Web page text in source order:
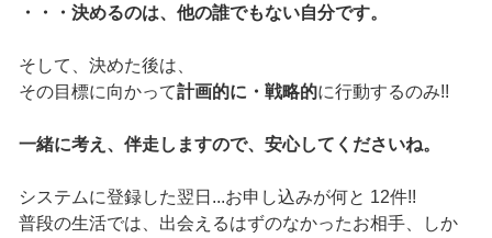
・・・決めるのは、他の誰でもない自分です。
そして、決めた後は、
その目標に向かって計画的に・戦略的に行動するのみ!!
一緒に考え、伴走しますので、安心してくださいね。
システムに登録した翌日...お申し込みが何と 12件!!
普段の生活では、出会えるはずのなかったお相手、しか